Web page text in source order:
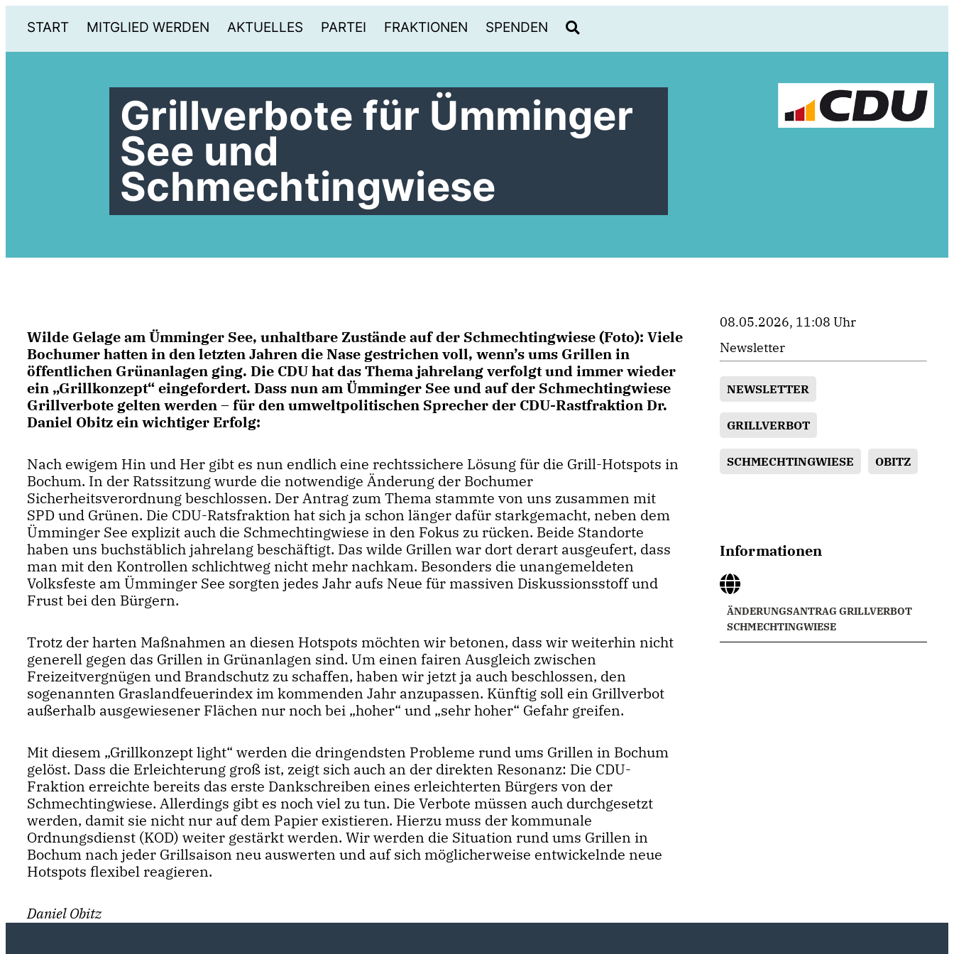
START MITGLIED WERDEN AKTUELLES PARTEI FRAKTIONEN SPENDEN
Grillverbote für Ümminger
See und
Schmechtingwiese
Wilde Gelage am Ümminger See, unhaltbare Zustände auf der Schmechtingwiese (Foto): Viele
Bochumer hatten in den letzten Jahren die Nase gestrichen voll, wenn’s ums Grillen in
öffentlichen Grünanlagen ging. Die CDU hat das Thema jahrelang verfolgt und immer wieder
ein „Grillkonzept“ eingefordert. Dass nun am Ümminger See und auf der Schmechtingwiese
Grillverbote gelten werden – für den umweltpolitischen Sprecher der CDU-Rastfraktion Dr.
Daniel Obitz ein wichtiger Erfolg:
Nach ewigem Hin und Her gibt es nun endlich eine rechtssichere Lösung für die Grill-Hotspots in
Bochum. In der Ratssitzung wurde die notwendige Änderung der Bochumer
Sicherheitsverordnung beschlossen. Der Antrag zum Thema stammte von uns zusammen mit
SPD und Grünen. Die CDU-Ratsfraktion hat sich ja schon länger dafür starkgemacht, neben dem
Ümminger See explizit auch die Schmechtingwiese in den Fokus zu rücken. Beide Standorte
haben uns buchstäblich jahrelang beschäftigt. Das wilde Grillen war dort derart ausgeufert, dass
man mit den Kontrollen schlichtweg nicht mehr nachkam. Besonders die unangemeldeten
Volksfeste am Ümminger See sorgten jedes Jahr aufs Neue für massiven Diskussionsstoff und
Frust bei den Bürgern.
Trotz der harten Maßnahmen an diesen Hotspots möchten wir betonen, dass wir weiterhin nicht
generell gegen das Grillen in Grünanlagen sind. Um einen fairen Ausgleich zwischen
Freizeitvergnügen und Brandschutz zu schaffen, haben wir jetzt ja auch beschlossen, den
sogenannten Graslandfeuerindex im kommenden Jahr anzupassen. Künftig soll ein Grillverbot
außerhalb ausgewiesener Flächen nur noch bei „hoher“ und „sehr hoher“ Gefahr greifen.
Mit diesem „Grillkonzept light“ werden die dringendsten Probleme rund ums Grillen in Bochum
gelöst. Dass die Erleichterung groß ist, zeigt sich auch an der direkten Resonanz: Die CDU-
Fraktion erreichte bereits das erste Dankschreiben eines erleichterten Bürgers von der
Schmechtingwiese. Allerdings gibt es noch viel zu tun. Die Verbote müssen auch durchgesetzt
werden, damit sie nicht nur auf dem Papier existieren. Hierzu muss der kommunale
Ordnungsdienst (KOD) weiter gestärkt werden. Wir werden die Situation rund ums Grillen in
Bochum nach jeder Grillsaison neu auswerten und auf sich möglicherweise entwickelnde neue
Hotspots flexibel reagieren.
Daniel Obitz
08.05.2026, 11:08 Uhr
Newsletter
NEWSLETTER
GRILLVERBOT
SCHMECHTINGWIESE OBITZ
Informationen
ÄNDERUNGSANTRAG GRILLVERBOT
SCHMECHTINGWIESE